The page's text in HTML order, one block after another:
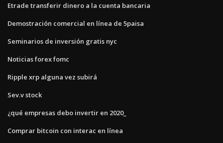
Etrade transferir dinero a la cuenta bancaria
Demostración comercial en línea de 5paisa
Seminarios de inversión gratis nyc
Noticias forex fomc
Ripple xrp alguna vez subirá
Sev.v stock
¿qué empresas debo invertir en 2020_
Comprar bitcoin con interac en línea